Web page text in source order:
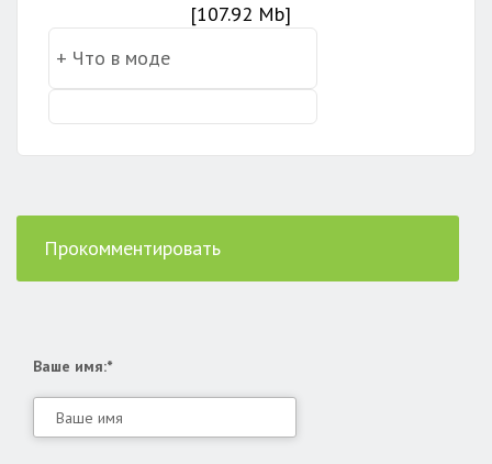
[107.92 Mb]
Прокомментировать
Ваше имя:*